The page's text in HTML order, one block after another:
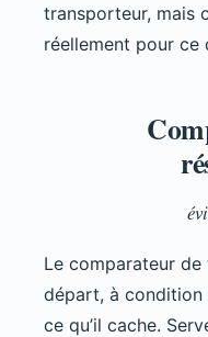
transporteur, mais
réellement pour ce
Le comparateur
départ, à condition
ce qu’il cache.